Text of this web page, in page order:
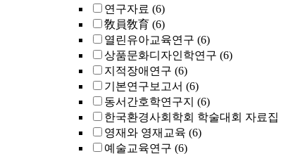
연구자료 (6)
敎員敎育 (6)
열린유아교육연구 (6)
상품문화디자인학연구 (6)
지적장애연구 (6)
기본연구보고서 (6)
동서간호학연구지 (6)
한국환경사회학회 학술대회 자료집
영재와 영재교육 (6)
예술교육연구 (6)